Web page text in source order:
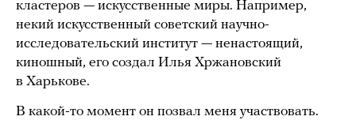
кластеров — искусственные миры. Например,
некий искусственный советский научно-
исследовательский институт — ненастоящий,
киношный, его создал Илья Хржановский
в Харькове.
В какой-то момент он позвал меня участвовать.